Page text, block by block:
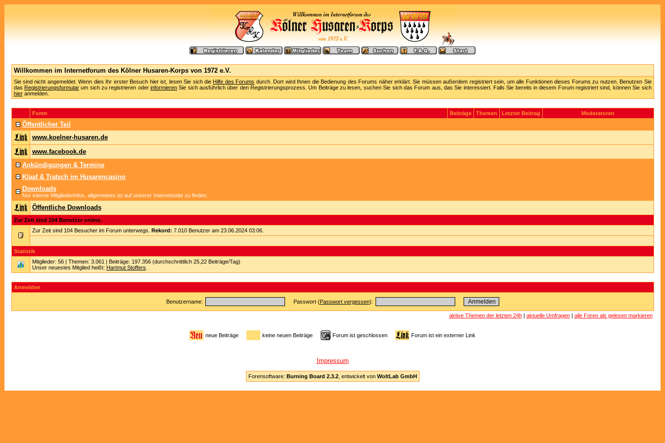
Willkommen im Internetforum des Kölner Husaren-Korps von 1972 e.V.
Sie sind nicht angemeldet. Wenn dies Ihr erster Besuch hier ist, lesen Sie sich dieHilfe des Forums durch. Dort wird Ihnen die Bedienung des Forums näher erklärt. Sie müssen außerdem registriert sein, um alle Funktionen dieses Forums zu nutzen. Benutzen Sie
das Registrierungsformularum sich zu registrieren oder informierenSie sich ausführlich über den Registrierungsprozess. Um Beiträge zu lesen, suchen Sie sich das Forum aus, das Sie interessiert. Falls Sie bereits in diesem Forum registriert sind, können Sie sich
hieranmelden.
Foren Beiträge Themen Letzter Beitrag Moderatoren
Öffentlicher Teil
www.koelner-husaren.de
www.facebook.de
Ankündigungen & Termine
Klaaf & Tratsch im Husarencasino
Downloads
Nur interne Mitgliederinfos, allgemeines ist auf unserer Internetseite zu finden.
Öffentliche Downloads
Zur Zeit sind 104 Benutzer online.
Zur Zeit sind 104 Besucher im Forum unterwegs. Rekord: 7.010 Benutzer am 23.06.2024 03:06.
Statistik
Mitglieder: 56 | Themen: 3.061 | Beiträge: 197.356 (durchschnittlich 25,22 Beiträge/Tag)
Unser neuestes Mitglied heißt: Hartmut Stoffers
Anmelden
Benutzername: Passwort (Passwort vergessen):
aktive Themen der letzten 24h| aktuelle Umfragen| alle Foren als gelesen markieren
neue Beiträge keine neuen Beiträge Forum ist geschlossen Forum ist ein externer Link
Impressum
Forensoftware: Burning Board 2.3.2, entwickelt von WoltLab GmbH